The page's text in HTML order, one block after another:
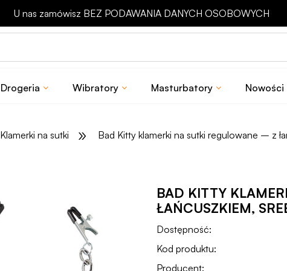
Odbierz rabat 15 zł na pierwsze zakupy
Drogeria Wibratory Masturbatory Nowości
Klamerki na sutki » Bad Kitty klamerki na sutki regulowane – z
BAD KITTY
ŁAŃCUSZKIEM,
Dostępność:
Kod produktu:
Producent: